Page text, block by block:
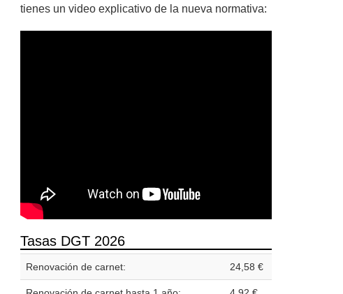
tienes un video explicativo de la nueva normativa:
Tasas DGT 2026
Renovación de carnet: 24,58 €